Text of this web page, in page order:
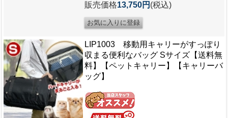
販売価格13,750円 (税込)
LIP1003 移動用キャリーがすっぽり
収まる便利なバッグ Sサイズ【送料無
料】【ペットキャリー】【キャリーバ
ッグ】